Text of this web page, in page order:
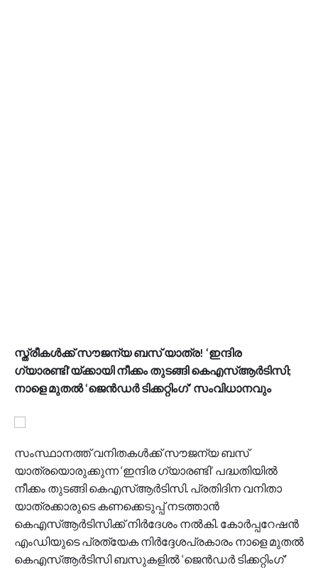
സ്ത്രീകള്‍ക്ക് സൗജന്യ ബസ് യാത്ര! ‘ഇന്ദിര
ഗ്യാരണ്ടി’യ്ക്കായി നീക്കം തുടങ്ങി കെഎസ്ആർടിസി;
നാളെ മുതൽ ‘ജെൻഡർ ടിക്കറ്റിംഗ്’ സംവിധാനവും
സംസ്ഥാനത്ത് വനിതകൾക്ക് സൗജന്യ ബസ്
യാത്രയൊരുക്കുന്ന ‘ഇന്ദിര ഗ്യാരണ്ടി’ പദ്ധതിയിൽ
നീക്കം തുടങ്ങി കെഎസ്ആർടിസി. പ്രതിദിന വനിതാ
യാത്രക്കാരുടെ കണക്കെടുപ്പ് നടത്താൻ
കെഎസ്ആർടിസിക്ക് നിർദേശം നൽകി. കോർപ്പറേഷൻ
എംഡിയുടെ പ്രത്യേക നിർദ്ദേശപ്രകാരം നാളെ മുതൽ
കെഎസ്ആർടിസി ബസുകളിൽ ‘ജെൻഡർ ടിക്കറ്റിംഗ്’